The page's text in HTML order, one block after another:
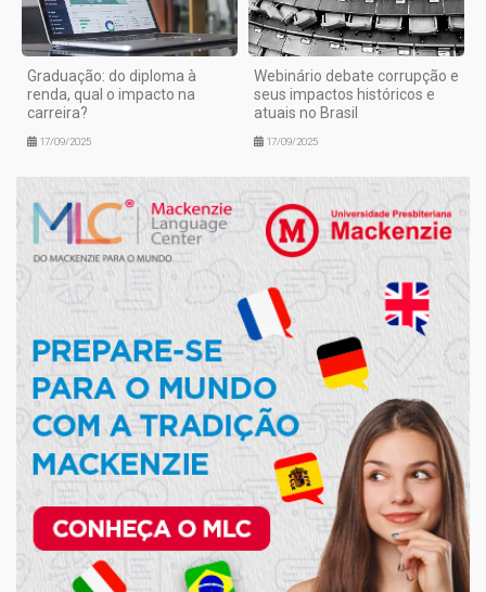
Graduação: do diploma à
renda, qual o impacto na
carreira?
17/09/2025
Webinário debate corrupção e
seus impactos históricos e
atuais no Brasil
17/09/2025